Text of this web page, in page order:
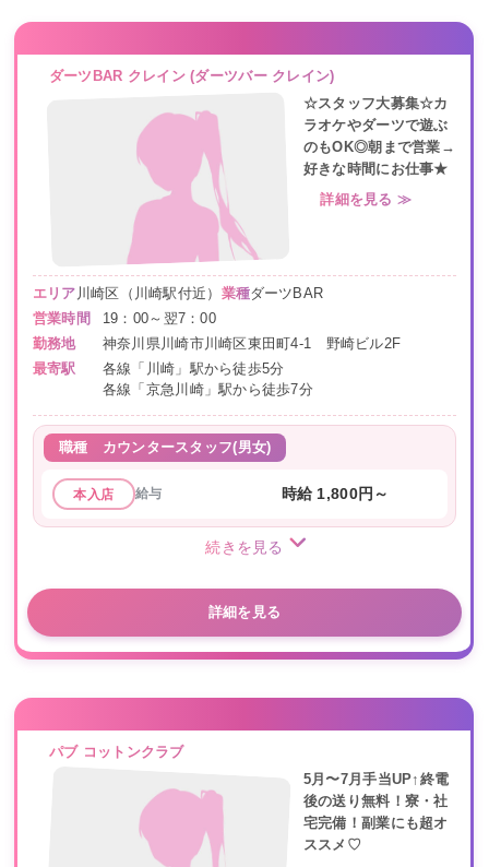
ダーツBAR クレイン (ダーツバー クレイン)
☆スタッフ大募集☆カ
ラオケやダーツで遊ぶ
のもOK◎朝まで営業→
好きな時間にお仕事★
詳細を見る ≫
エリア 川崎区（川崎駅付近） 業種ダーツBAR
営業時間
19：00～翌7：00
勤務地
神奈川県川崎市川崎区東田町4-1 野崎ビル2F
最寄駅
各線「川崎」駅から徒歩5分
各線「京急川崎」駅から徒歩7分
職種 カウンタースタッフ(男女)
本入店 給与 時給 1,800円～
続きを見る
詳細を見る
パブ コットンクラブ
5月〜7月手当UP↑終電
後の送り無料！寮・社
宅完備！副業にも超オ
ススメ♡